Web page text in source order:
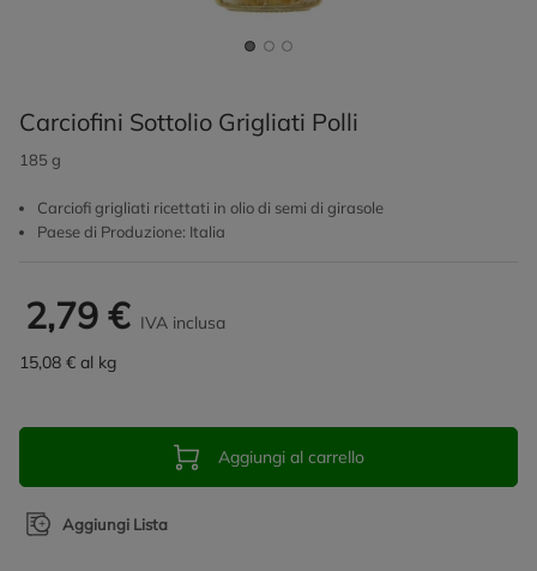
Carciofini Sottolio Grigliati Polli
185 g
Carciofi grigliati ricettati in olio di semi di girasole
Paese di Produzione: Italia
2,79 € IVA inclusa
15,08 € al kg
Aggiungi al carrello
Aggiungi Lista